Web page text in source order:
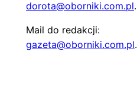
dorota@oborniki.com.pl.
Mail do redakcji:
gazeta@oborniki.com.pl.